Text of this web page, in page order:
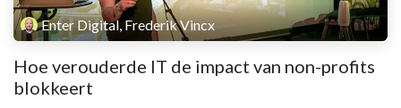
Enter Digital, Frederik Vincx
Hoe verouderde IT de impact van non-profits
blokkeert